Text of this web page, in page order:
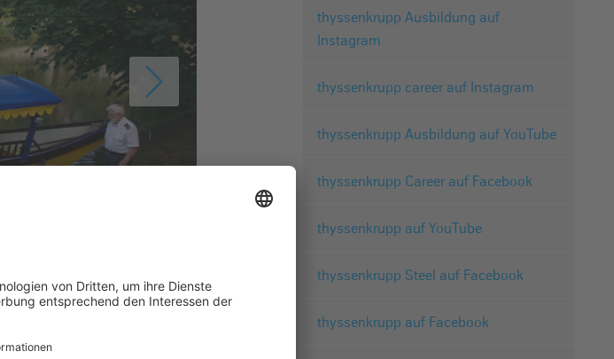
thyssenkrupp Ausbildung auf
Instagram
thyssenkrupp career auf Instagram
thyssenkrupp Ausbildung auf YouTube
thyssenkrupp Career auf Facebook
thyssenkrupp auf YouTube
thyssenkrupp Steel auf Facebook
thyssenkrupp auf Facebook